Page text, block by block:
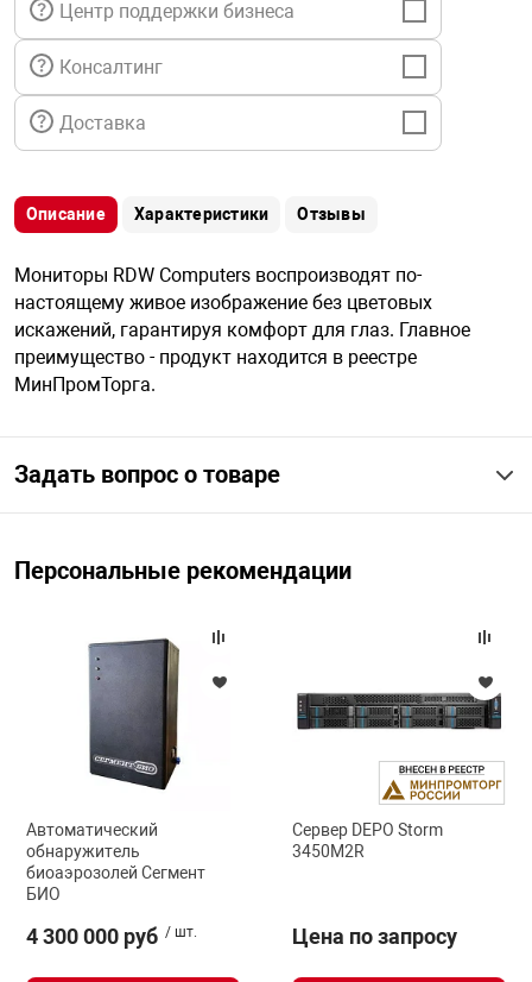
техника
автомобили
техника
средства охраны
оборудование
Центр поддержки бизнеса
Консалтинг
Доставка
Описание Характеристики Отзывы
Мониторы RDW Computers воспроизводят по-
настоящему живое изображение без цветовых
искажений, гарантируя комфорт для глаз. Главное
преимущество - продукт находится в реестре
МинПромТорга.
Задать вопрос о товаре
Персональные рекомендации
Автоматический
обнаружитель
биоаэрозолей Сегмент
БИО
4 300 000 руб / шт.
Сервер DEPO Storm
3450M2R
Цена по запросу